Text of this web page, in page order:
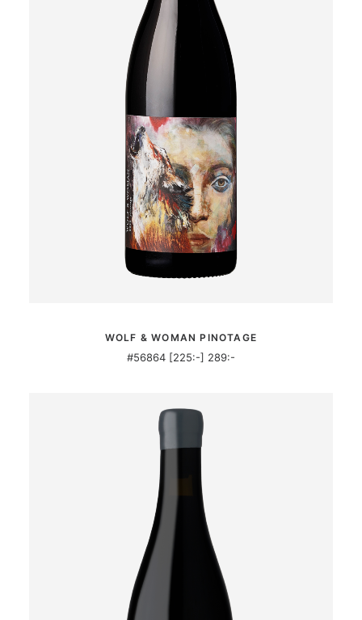
WOLF & WOMAN PINOTAGE
#56864 [225:-] 289:-